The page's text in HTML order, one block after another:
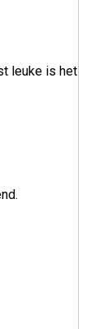
leuke is het